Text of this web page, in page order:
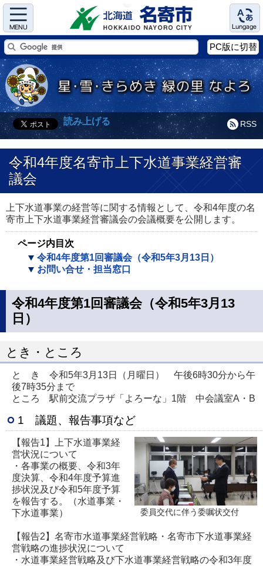
Menu Language
PC版に切替
RSS
読み上げる
令和4年度名寄市上下水道事業経営審
議会
上下水道事業の経営等に関する情報として、令和4年度の名
寄市上下水道事業経営審議会の会議概要を公開します。
ページ内目次
令和4年度第1回審議会（令和5年3月13日）
お問い合せ・担当窓口
令和4年度第1回審議会（令和5年3月13
日）
とき・ところ
と き 令和5年3月13日（月曜日） 午後6時30分から午
後7時35分まで
ところ 駅前交流プラザ「よろーな」1階 中会議室A・B
1 議題、報告事項など
委員交代に伴う委嘱状交付
【報告1】上下水道事業経
営状況について
・各事業の概要、令和3年
度決算、令和4年度予算進
捗状況及び令和5年度予算
を報告する。（水道事業・
下水道事業）
【報告2】名寄市水道事業経営戦略・名寄市下水道事業経
営戦略の進捗状況について
・水道事業経営戦略及び下水道事業経営戦略の令和3年度